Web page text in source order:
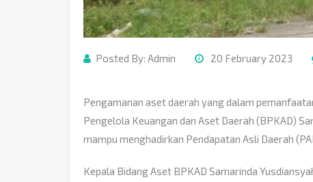
Posted By: Admin 20 February 2023
Pengamanan aset daerah yang dalam
Pengelola Keuangan dan Aset Daerah (BPKAD)
mampu menghadirkan Pendapatan Asli Daerah
Kepala Bidang Aset BPKAD Samarinda